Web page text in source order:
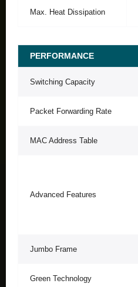
Max. Heat Dissipation
PERFORMANCE
Switching Capacity
Packet Forwarding Rate
MAC Address Table
Advanced Features
Jumbo Frame
Green Technology